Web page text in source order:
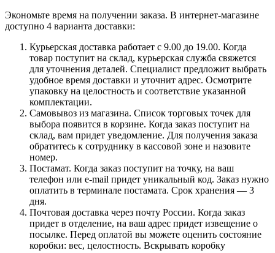
Экономьте время на получении заказа. В интернет-магазине
доступно 4 варианта доставки:
Курьерская доставка работает с 9.00 до 19.00. Когда
товар поступит на склад, курьерская служба свяжется
для уточнения деталей. Специалист предложит выбрать
удобное время доставки и уточнит адрес. Осмотрите
упаковку на целостность и соответствие указанной
комплектации.
Самовывоз из магазина. Список торговых точек для
выбора появится в корзине. Когда заказ поступит на
склад, вам придет уведомление. Для получения заказа
обратитесь к сотруднику в кассовой зоне и назовите
номер.
Постамат. Когда заказ поступит на точку, на ваш
телефон или e-mail придет уникальный код. Заказ нужно
оплатить в терминале постамата. Срок хранения — 3
дня.
Почтовая доставка через почту России. Когда заказ
придет в отделение, на ваш адрес придет извещение о
посылке. Перед оплатой вы можете оценить состояние
коробки: вес, целостность. Вскрывать коробку